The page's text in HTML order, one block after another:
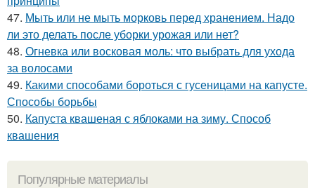
47. Мыть или не мыть морковь перед хранением. Надо
ли это делать после уборки урожая или нет?
48. Огневка или восковая моль: что выбрать для ухода
за волосами
49. Какими способами бороться с гусеницами на капусте.
Способы борьбы
50. Капуста квашеная с яблоками на зиму. Способ
квашения
Популярные материалы